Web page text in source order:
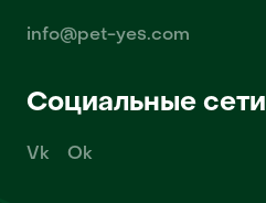
info@pet-yes.com
Социальные сети
Vk Ok